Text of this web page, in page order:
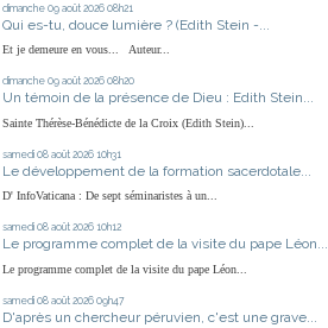
dimanche 09 août 2026 08h21
Qui es-tu, douce lumière ? (Edith Stein -...
Et je demeure en vous... Auteur...
dimanche 09 août 2026 08h20
Un témoin de la présence de Dieu : Edith Stein...
Sainte Thérèse-Bénédicte de la Croix (Edith Stein)...
samedi 08 août 2026 10h31
Le développement de la formation sacerdotale...
D' InfoVaticana : De sept séminaristes à un...
samedi 08 août 2026 10h12
Le programme complet de la visite du pape Léon...
Le programme complet de la visite du pape Léon...
samedi 08 août 2026 09h47
D'après un chercheur péruvien, c'est une grave...